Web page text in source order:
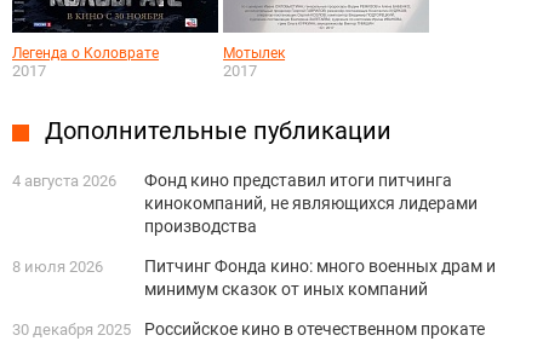
Легенда о Коловрате
2017
Мотылек
2017
Дополнительные публикации
4 августа 2026
Фонд кино представил итоги питчинга
кинокомпаний, не являющихся лидерами
производства
8 июля 2026
Питчинг Фонда кино: много военных драм и
минимум сказок от иных компаний
30 декабря 2025
Российское кино в отечественном прокате